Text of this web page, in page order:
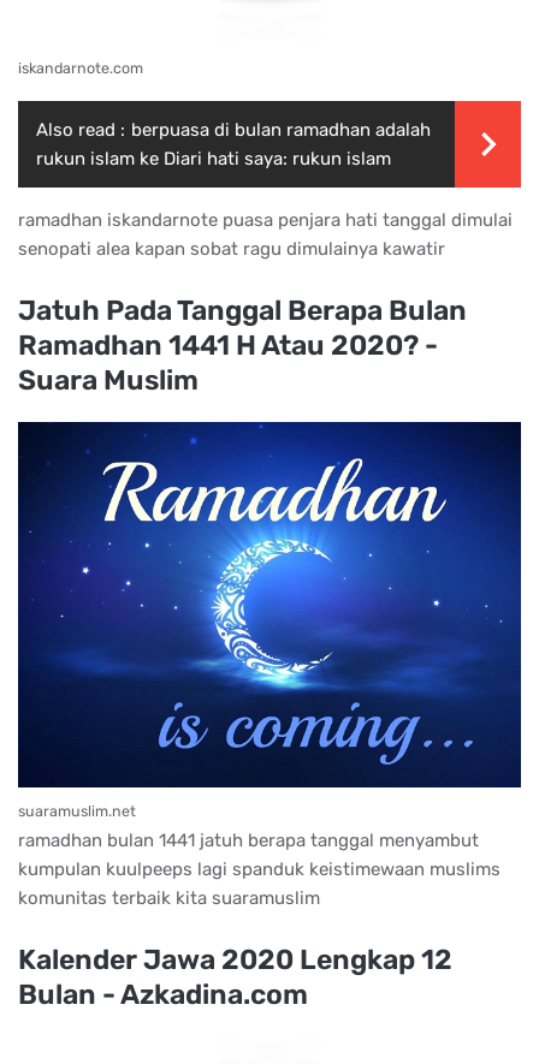
iskandarnote.com
Also read : berpuasa di bulan ramadhan adalah
rukun islam ke Diari hati saya: rukun islam
ramadhan iskandarnote puasa penjara hati tanggal dimulai
senopati alea kapan sobat ragu dimulainya kawatir
Jatuh Pada Tanggal Berapa Bulan
Ramadhan 1441 H Atau 2020? -
Suara Muslim
suaramuslim.net
ramadhan bulan 1441 jatuh berapa tanggal menyambut
kumpulan kuulpeeps lagi spanduk keistimewaan muslims
komunitas terbaik kita suaramuslim
Kalender Jawa 2020 Lengkap 12
Bulan - Azkadina.com